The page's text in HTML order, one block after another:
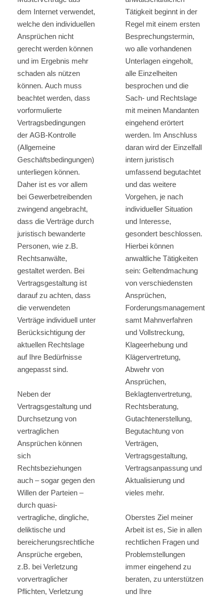
dem Internet verwendet,
welche den individuellen
Ansprüchen nicht
gerecht werden können
und im Ergebnis mehr
schaden als nützen
können. Auch muss
beachtet werden, dass
vorformulierte
Vertragsbedingungen
der AGB-Kontrolle
(Allgemeine
Geschäftsbedingungen)
unterliegen können.
Daher ist es vor allem
bei Gewerbetreibenden
zwingend angebracht,
dass die Verträge durch
juristisch bewanderte
Personen, wie z.B.
Rechtsanwälte,
gestaltet werden. Bei
Vertragsgestaltung ist
darauf zu achten, dass
die verwendeten
Verträge individuell unter
Berücksichtigung der
aktuellen Rechtslage
auf Ihre Bedürfnisse
angepasst sind.
Neben der
Vertragsgestaltung und
Durchsetzung von
vertraglichen
Ansprüchen können
sich
Rechtsbeziehungen
auch – sogar gegen den
Willen der Parteien –
durch quasi-
vertragliche, dingliche,
deliktische und
bereicherungsrechtliche
Ansprüche ergeben,
z.B. bei Verletzung
vorvertraglicher
Pflichten, Verletzung
Tätigkeit beginnt in der
Regel mit einem ersten
Besprechungstermin,
wo alle vorhandenen
Unterlagen eingeholt,
alle Einzelheiten
besprochen und die
Sach- und Rechtslage
mit meinen Mandanten
eingehend erörtert
werden. Im Anschluss
daran wird der Einzelfall
intern juristisch
umfassend begutachtet
und das weitere
Vorgehen, je nach
individueller Situation
und Interesse,
gesondert beschlossen.
Hierbei können
anwaltliche Tätigkeiten
sein: Geltendmachung
von verschiedensten
Ansprüchen,
Forderungsmanagement
samt Mahnverfahren
und Vollstreckung,
Klageerhebung und
Klägervertretung,
Abwehr von
Ansprüchen,
Beklagtenvertretung,
Rechtsberatung,
Gutachtenerstellung,
Begutachtung von
Verträgen,
Vertragsgestaltung,
Vertragsanpassung und
Aktualisierung und
vieles mehr.
Oberstes Ziel meiner
Arbeit ist es, Sie in allen
rechtlichen Fragen und
Problemstellungen
immer eingehend zu
beraten, zu unterstützen
und Ihre